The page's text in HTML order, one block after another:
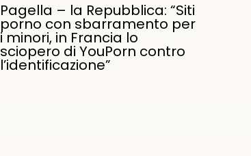
Pagella – la Repubblica: “Siti
porno con sbarramento per
i minori, in Francia lo
sciopero di YouPorn contro
l’identificazione”